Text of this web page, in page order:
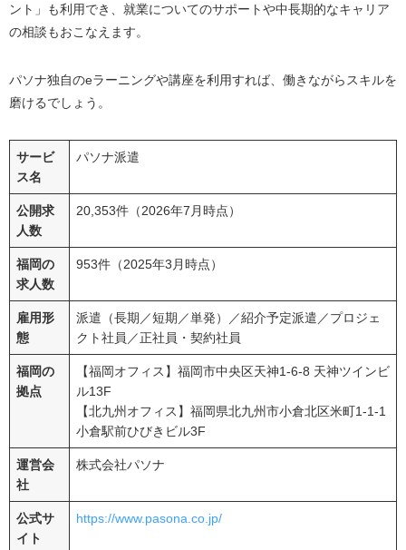
ント」も利用でき、就業についてのサポートや中長期的なキャリア
の相談もおこなえます。
パソナ独自のeラーニングや講座を利用すれば、働きながらスキルを
磨けるでしょう。
サービ
ス名
パソナ派遣
公開求
人数
20,353件（2026年7月時点）
福岡の
求人数
953件（2025年3月時点）
雇用形
態
派遣（長期／短期／単発）／紹介予定派遣／プロジェ
クト社員／正社員・契約社員
福岡の
拠点
【福岡オフィス】福岡市中央区天神1-6-8 天神ツインビ
ル13F
【北九州オフィス】福岡県北九州市小倉北区米町1-1-1
小倉駅前ひびきビル3F
運営会
社
株式会社パソナ
公式サ
イト
https://www.pasona.co.jp/